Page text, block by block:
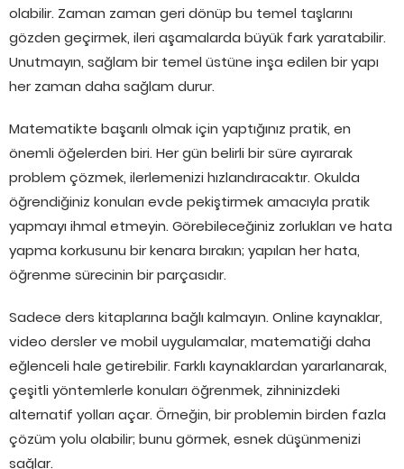
olabilir. Zaman zaman geri dönüp bu temel taşlarını
gözden geçirmek, ileri aşamalarda büyük fark yaratabilir.
Unutmayın, sağlam bir temel üstüne inşa edilen bir yapı
her zaman daha sağlam durur.
Matematikte başarılı olmak için yaptığınız pratik, en
önemli öğelerden biri. Her gün belirli bir süre ayırarak
problem çözmek, ilerlemenizi hızlandıracaktır. Okulda
öğrendiğiniz konuları evde pekiştirmek amacıyla pratik
yapmayı ihmal etmeyin. Görebileceğiniz zorlukları ve hata
yapma korkusunu bir kenara bırakın; yapılan her hata,
öğrenme sürecinin bir parçasıdır.
Sadece ders kitaplarına bağlı kalmayın. Online kaynaklar,
video dersler ve mobil uygulamalar, matematiği daha
eğlenceli hale getirebilir. Farklı kaynaklardan yararlanarak,
çeşitli yöntemlerle konuları öğrenmek, zihninizdeki
alternatif yolları açar. Örneğin, bir problemin birden fazla
çözüm yolu olabilir; bunu görmek, esnek düşünmenizi
sağlar.